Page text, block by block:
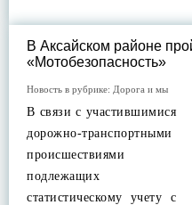
В Аксайском районе
«Мотобезопасность»
Новость в рубрике: Дорога и мы
В связи с участившимися
дорожно-транспортными
происшествиями
подлежащих
статистическому учету с